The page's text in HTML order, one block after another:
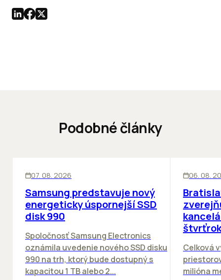
Podobné články
07. 08. 2026
Samsung predstavuje nový
energeticky úspornejší SSD
disk 990
Spoločnosť Samsung Electronics
oznámila uvedenie nového SSD disku
990 na trh, ktorý bude dostupný s
kapacitou 1 TB alebo 2...
06. 08.
Celková
milióna